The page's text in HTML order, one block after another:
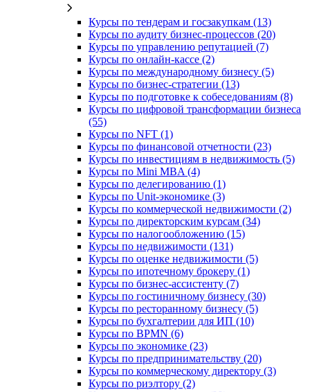
Курсы по тендерам и госзакупкам (13)
Курсы по аудиту бизнес-процессов (20)
Курсы по управлению репутацией (7)
Курсы по онлайн-кассе (2)
Курсы по международному бизнесу (5)
Курсы по бизнес-стратегии (13)
Курсы по подготовке к собеседованиям (8)
Курсы по цифровой трансформации бизнеса
(55)
Курсы по NFT (1)
Курсы по финансовой отчетности (23)
Курсы по инвестициям в недвижимость (5)
Курсы по Mini MBA (4)
Курсы по делегированию (1)
Курсы по Unit-экономике (3)
Курсы по коммерческой недвижимости (2)
Курсы по директорским курсам (34)
Курсы по налогообложению (15)
Курсы по недвижимости (131)
Курсы по оценке недвижимости (5)
Курсы по ипотечному брокеру (1)
Курсы по бизнес-ассистенту (7)
Курсы по гостиничному бизнесу (30)
Курсы по ресторанному бизнесу (5)
Курсы по бухгалтерии для ИП (10)
Курсы по BPMN (6)
Курсы по экономике (23)
Курсы по предпринимательству (20)
Курсы по коммерческому директору (3)
Курсы по риэлтору (2)